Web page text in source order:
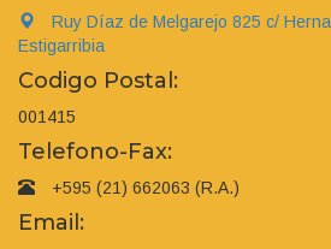
Ruy Díaz de Melgarejo 825 c/
Estigarribia
Codigo Postal:
001415
Telefono-Fax:
+595 (21) 662063 (R.A.)
Email: